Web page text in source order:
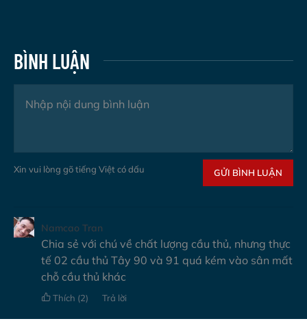
BÌNH LUẬN
Xin vui lòng gõ tiếng Việt có dấu GỬI BÌNH LUẬN
Namcao Tran
Chia sẻ với chú về chất lượng cầu thủ, nhưng thực
tế 02 cầu thủ Tây 90 và 91 quá kém vào sân mất
chỗ cầu thủ khác
Thích (2) Trả lời